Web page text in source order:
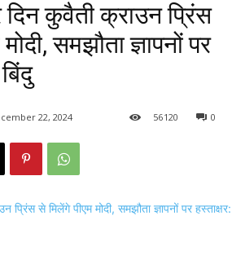
कुवैती क्राउन प्रिंस
समझौता ज्ञापनों पर
22, 2024 0
56120